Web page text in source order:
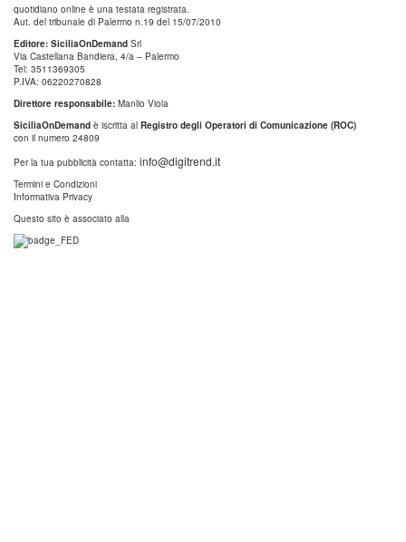
quotidiano online è una testata registrata.
Aut. del tribunale di Palermo n.19 del 15/07/2010
Editore: SiciliaOnDemand Srl
Via Castellana Bandiera, 4/a – Palermo
Tel: 3511369305
P.IVA: 06220270828
Direttore responsabile: Manlio Viola
SiciliaOnDemand è iscritta al Registro degli Operatori di Comunicazione (ROC)
con il numero 24809
Per la tua pubblicità contatta: info@digitrend.it
Termini e Condizioni
Informativa Privacy
Questo sito è associato alla